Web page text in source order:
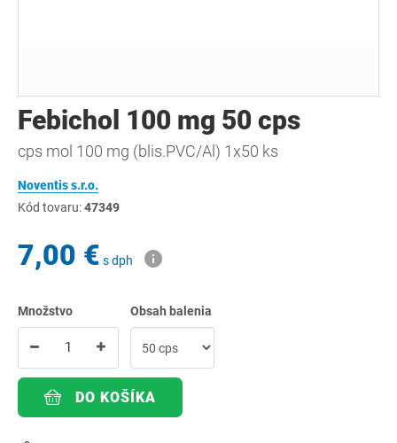
Febichol 100 mg 50 cps
cps mol 100 mg (blis.PVC/Al) 1x50 ks
Noventis s.r.o.
Kód tovaru:47349
7,00 € s dph
Množstvo Obsah balenia
DO KOŠÍKA